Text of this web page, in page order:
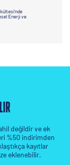
Enerji ve
değildir ve ek
%50 indirimden
kayıtlar
eklenebilir.